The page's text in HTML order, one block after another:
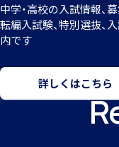
中学・高校の入試情報、
転編入試験、特別選抜、
内です
詳しくはこちら